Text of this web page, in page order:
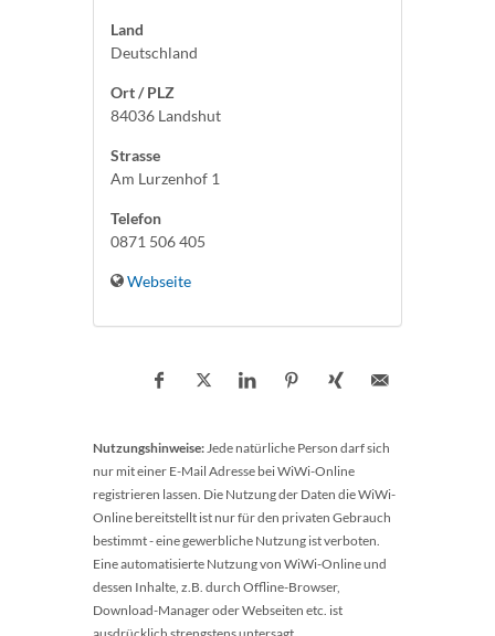
Land
Deutschland
Ort / PLZ
84036 Landshut
Strasse
Am Lurzenhof 1
Telefon
0871 506 405
Webseite
Nutzungshinweise:Jede natürliche Person darf sich
nur mit einer E-Mail Adresse bei WiWi-Online
registrieren lassen. Die Nutzung der Daten die WiWi-
Online bereitstellt ist nur für den privaten Gebrauch
bestimmt - eine gewerbliche Nutzung ist verboten.
Eine automatisierte Nutzung von WiWi-Online und
dessen Inhalte, z.B. durch Offline-Browser,
Download-Manager oder Webseiten etc. ist